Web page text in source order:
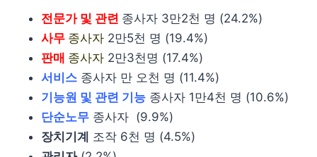
전문가 및 관련 종사자 3만2천 명 (24.2%)
사무 종사자 2만5천 명 (19.4%)
판매 종사자 2만3천명 (17.4%)
서비스 종사자 만 오천 명 (11.4%)
기능원 및 관련 기능 종사자 1만4천 명 (10.6%)
단순노무 종사자 (9.9%)
장치기계 조작 6천 명 (4.5%)